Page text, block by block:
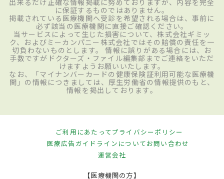
出来るだけ正確な情報掲載に努めておりますが、内容を完全
に保証するものではありません。
掲載されている医療機関へ受診を希望される場合は、事前に
必ず該当の医療機関に直接ご確認ください。
当サービスによって生じた損害について、株式会社ギミッ
ク、およびミーカンパニー株式会社ではその賠償の責任を一
切負わないものとします。 情報に誤りがある場合には、お
手数ですがドクターズ・ファイル編集部までご連絡をいただ
けますようお願いいたします。
なお、「マイナンバーカードの健康保険証利用可能な医療機
関」の情報につきましては、厚生労働省の情報提供のもと、
情報を掲出しております。
ご利用にあたってプライバシーポリシー
医療広告ガイドラインについてお問い合わせ
運営会社
【医療機関の方】